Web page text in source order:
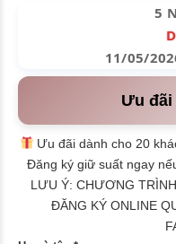
5
11/05/
Ưu
Ưu đãi dành cho 20
Đăng ký giữ suất ngay
LƯU Ý: CHƯƠNG
ĐĂNG KÝ ONLINE